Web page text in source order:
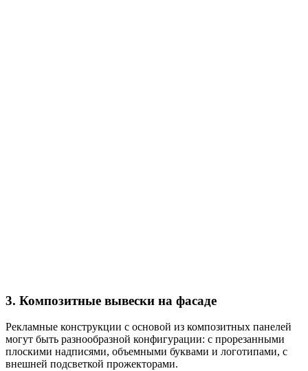
3. Композитные вывески на фасаде
Рекламные конструкции с основой из композитных панелей
могут быть разнообразной конфигурации: с прорезанными
плоскими надписями, объемными буквами и логотипами, с
внешней подсветкой прожекторами.